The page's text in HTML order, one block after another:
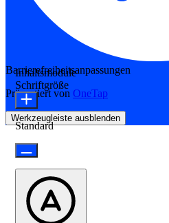
Barrierefreiheitsanpassungen
Präsentiert von OneTap
Werkzeugleiste ausblenden
Inhaltsmodule
Schriftgröße
Standard